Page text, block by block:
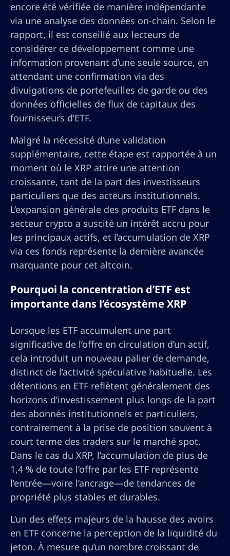
encore été vérifiée de manière indépendante
via une analyse des données on-chain. Selon le
rapport, il est conseillé aux lecteurs de
considérer ce développement comme une
information provenant d’une seule source, en
attendant une confirmation via des
divulgations de portefeuilles de garde ou des
données officielles de flux de capitaux des
fournisseurs d’ETF.
Malgré la nécessité d’une validation
supplémentaire, cette étape est rapportée à un
moment où le XRP attire une attention
croissante, tant de la part des investisseurs
particuliers que des acteurs institutionnels.
L’expansion générale des produits ETF dans le
secteur crypto a suscité un intérêt accru pour
les principaux actifs, et l’accumulation de XRP
via ces fonds représente la dernière avancée
marquante pour cet altcoin.
Pourquoi la concentration d’ETF est
importante dans l’écosystème XRP
Lorsque les ETF accumulent une part
significative de l’offre en circulation d’un actif,
cela introduit un nouveau palier de demande,
distinct de l’activité spéculative habituelle. Les
détentions en ETF reflètent généralement des
horizons d’investissement plus longs de la part
des abonnés institutionnels et particuliers,
contrairement à la prise de position souvent à
court terme des traders sur le marché spot.
Dans le cas du XRP, l’accumulation de plus de
1,4 % de toute l’offre par les ETF représente
l’entrée—voire l’ancrage—de tendances de
propriété plus stables et durables.
L’un des effets majeurs de la hausse des avoirs
en ETF concerne la perception de la liquidité du
jeton. À mesure qu’un nombre croissant de